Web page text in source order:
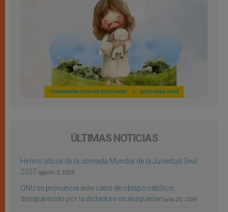
ÚLTIMAS NOTICIAS
Himno oficial de la Jornada Mundial de la Juventud Seúl
2027 agosto 3, 2026
ONU se pronuncia ante caso de obispo católico
desaparecido por la dictadura nicaragüense julio 25, 2026